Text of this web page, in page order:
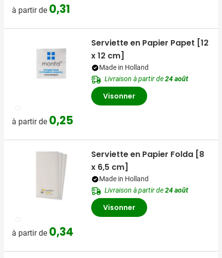
à partir de 0,31
002
à partir de 0,25
Serviette en Papier Papet [12
x 12 cm]
Made in Holland
Livraison à partir de24 août
Visonner
002
à partir de 0,34
Serviette en Papier Folda [8
x 6,5 cm]
Made in Holland
Livraison à partir de24 août
Visonner